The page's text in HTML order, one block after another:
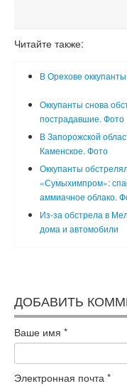
Читайте также:
В Орехове
Оккупанты снова
пострадавшие. Фото
В Запорожской
Каменское. Фото
Оккупанты
«Сумыхимпром»:
аммиачное облако.
Из-за обстрела в
дома и автомобили
ДОБАВИТЬ
Ваше имя *
Электронная почта *